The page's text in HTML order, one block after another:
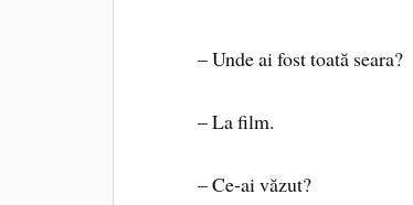
– Unde ai fost toată seara?
– La film.
– Ce‑ai văzut?